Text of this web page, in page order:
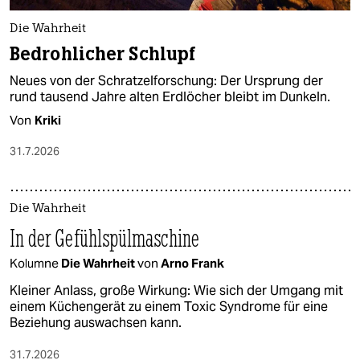
Die Wahrheit
Bedrohlicher Schlupf
Neues von der Schratzelforschung: Der Ursprung der
rund tausend Jahre alten Erdlöcher bleibt im Dunkeln.
Von Kriki
31.7.2026
Die Wahrheit
In der Gefühlspülmaschine
Kolumne Die Wahrheitvon Arno Frank
Kleiner Anlass, große Wirkung: Wie sich der Umgang mit
einem Küchengerät zu einem Toxic Syndrome für eine
Beziehung auswachsen kann.
31.7.2026